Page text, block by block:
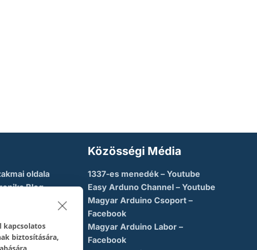
oldala
Blog
Közösségi Média
1337-es menedék – Youtube
Easy Arduno Channel – Youtube
Magyar Arduino Csoport –
Facebook
Magyar Arduino Labor –
Facebook
kapcsolatos
biztosítására,